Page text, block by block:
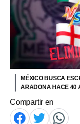
MÉXICO BUSCA
ARADONA HACE 40
Compartir en